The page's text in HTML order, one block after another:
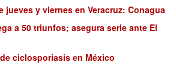
jueves y viernes en Veracruz: Conagua
a 50 triunfos; asegura serie ante El
ciclosporiasis en México